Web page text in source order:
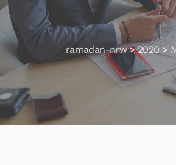
ramadan-nrw>2020>